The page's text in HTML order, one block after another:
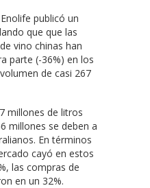
publicó un
que que las
vino chinas han
parte (-36%) en los
de casi 267
millones de litros
millones se deben a
En términos
cayó en estos
las compras de
en un 32%.